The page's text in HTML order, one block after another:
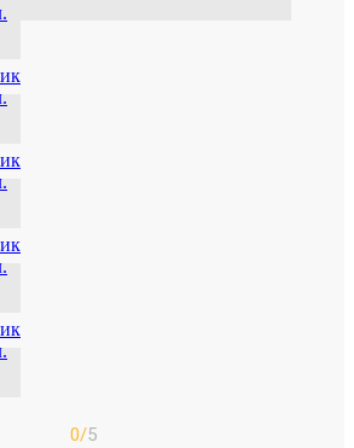
0/5